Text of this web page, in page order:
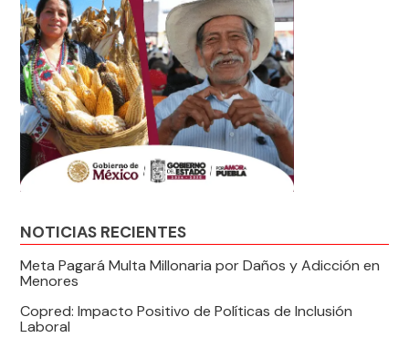
NOTICIAS RECIENTES
Meta Pagará Multa Millonaria por Daños y Adicción en
Menores
Copred: Impacto Positivo de Políticas de Inclusión
Laboral